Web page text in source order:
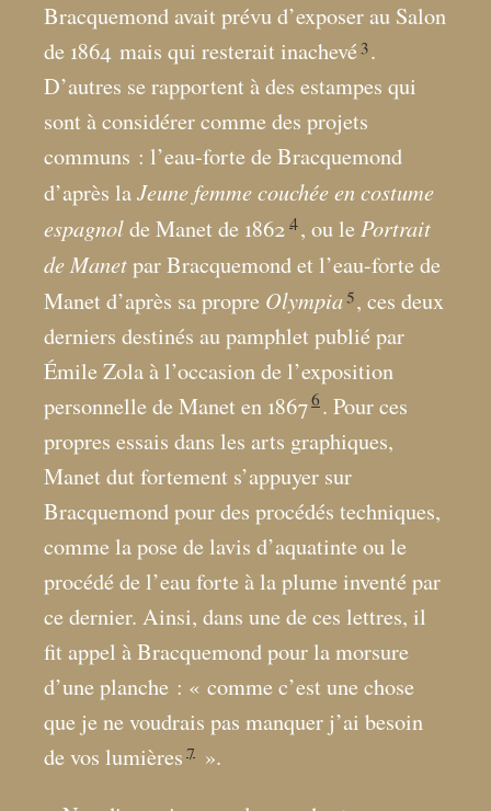
Bracquemond avait prévu d’exposer au Salon
de 1864 mais qui resterait inachevé 3 .
D’autres se rapportent à des estampes qui
sont à considérer comme des projets
communs : l’eau-forte de Bracquemond
d’après laJeune femme couchée en costume
espagnolde Manet de 1862 4 , ou le Portrait
de Manetpar Bracquemond et l’eau-forte de
Manet d’après sa propre Olympia 5, ces deux
derniers destinés au pamphlet publié par
Émile Zola à l’occasion de l’exposition
personnelle de Manet en 18676 . Pour ces
propres essais dans les arts graphiques,
Manet dut fortement s’appuyer sur
Bracquemond pour des procédés techniques,
comme la pose de lavis d’aquatinte ou le
procédé de l’eau forte à la plume inventé par
ce dernier. Ainsi, dans une de ces lettres, il
fit appel à Bracquemond pour la morsure
d’une planche : « comme c’est une chose
que je ne voudrais pas manquer j’ai besoin
de vos lumières 7 ».